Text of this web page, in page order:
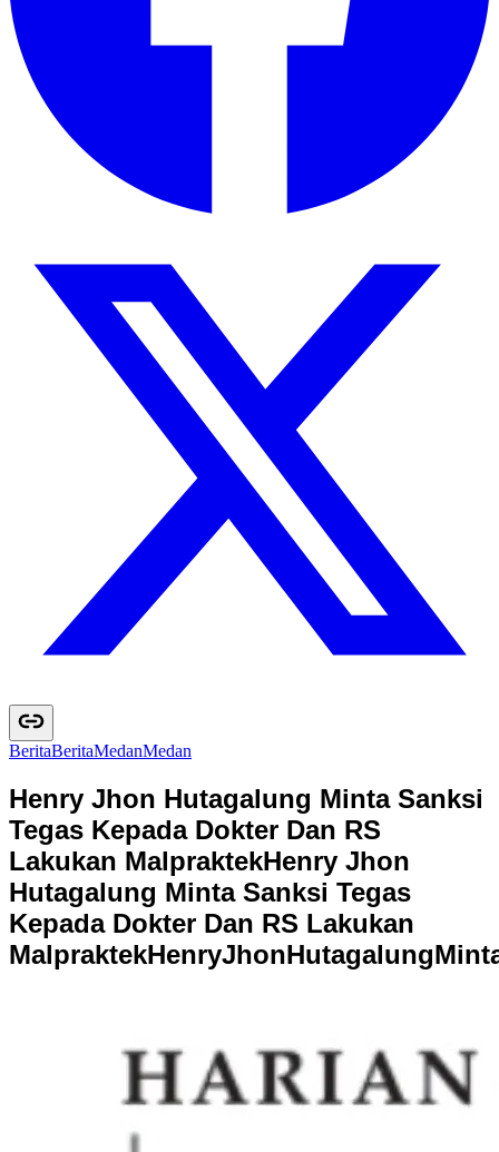
BeritaBeritaMedanMedan
Henry Jhon Hutagalung Minta Sanksi
Tegas Kepada Dokter Dan RS
Lakukan MalpraktekHenry Jhon
Hutagalung Minta Sanksi Tegas
Kepada Dokter Dan RS Lakukan
MalpraktekHenryJhonHutagalungMint